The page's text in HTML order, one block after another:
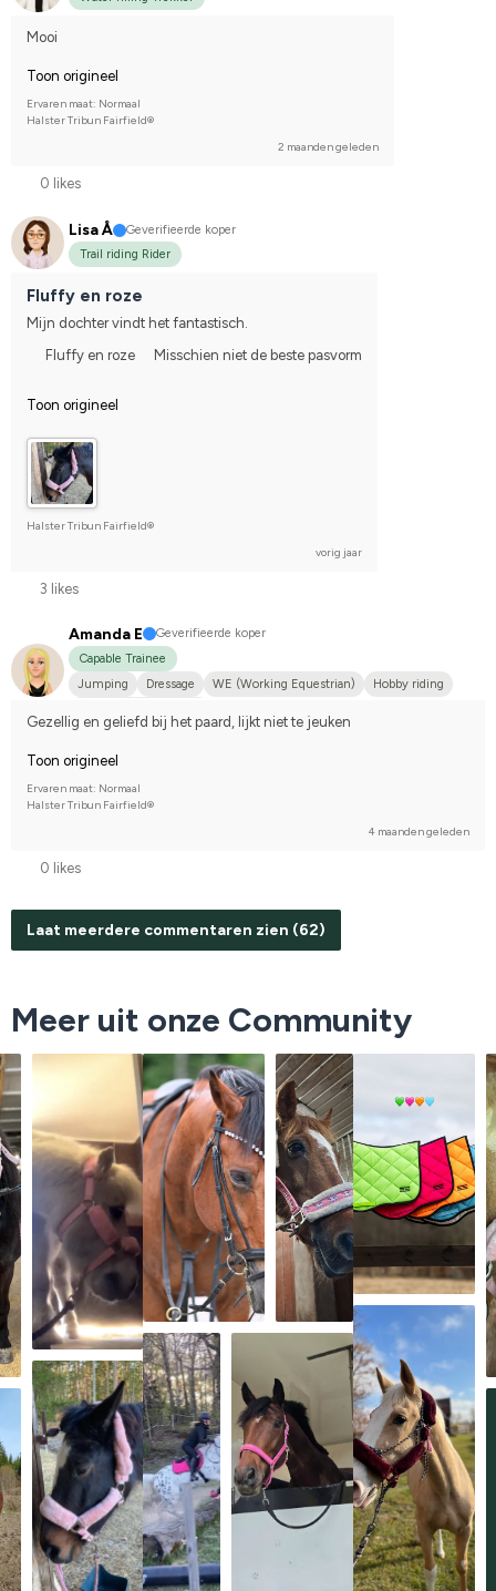
Mooi
Toon origineel
Ervaren maat: Normaal
Halster Tribun Fairfield®
2 maanden geleden
0 likes
Lisa Å
Geverifieerde koper
Trail riding Rider
Fluffy en roze
Mijn dochter vindt het fantastisch.
Fluffy en roze
Misschien niet de beste pasvorm
Toon origineel
Halster Tribun Fairfield®
vorig jaar
3 likes
Amanda E
Geverifieerde koper
Capable Trainee
Jumping
Dressage WE (Working Equestrian)
Hobby riding
Gezellig en geliefd bij het paard, lijkt niet te jeuken
Toon origineel
Ervaren maat: Normaal
Halster Tribun Fairfield®
4 maanden geleden
0 likes
Laat meerdere commentaren zien (62)
Meer uit onze Community